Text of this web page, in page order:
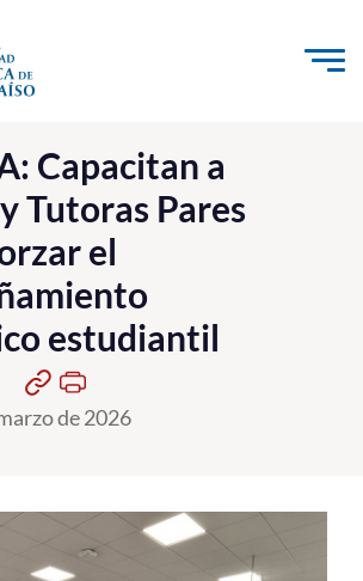
al contenido
e Innovación
Medio
Capacitan a
Tutoras Pares
el
estudiantil
de 2026